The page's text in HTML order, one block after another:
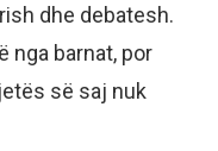
dhe debatesh.
nga barnat, por
së saj nuk